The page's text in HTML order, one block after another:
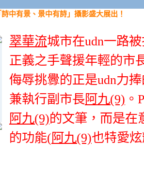
中有景、景中有詩」攝影盛大展出！
翠華流城市在udn一路
正義之手聲援年輕的市
侮辱挑釁的正是udn力
兼執行副市長阿九(9) 。
阿九(9)的文筆 ，而是在
的功能(阿九(9)也特愛